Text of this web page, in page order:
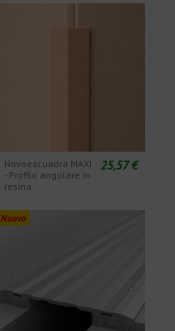
Novoescuadra MAXI
- Profilo angolare in
resina
25,57 €
Nuovo